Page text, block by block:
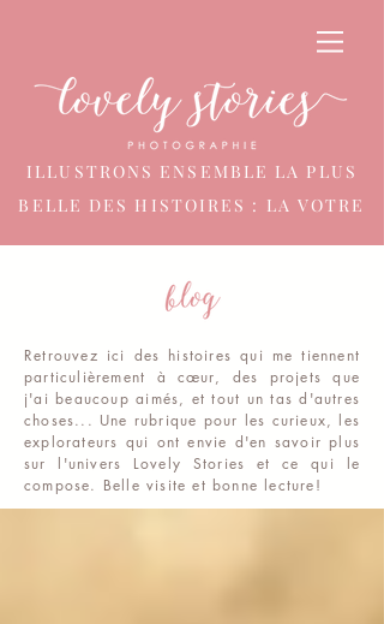
ILLUSTRONS ENSEMBLE LA PLUS
BELLE DES HISTOIRES : LA VOTRE
Retrouvez ici des histoires qui me tiennent
particulièrement àcœur, des projets que
j'ai beaucoup aimés, et tout un tas d'autres
choses... Une rubrique pour les curieux, les
explorateurs qui ont envie d'en savoir plus
sur l'univers Lovely Stories et ce qui le
compose. Belle visite et bonne lecture!